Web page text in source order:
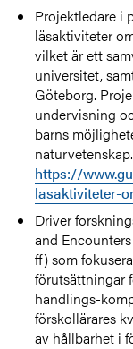
Projektledare i
läsaktiviteter
vilket är ett
universitet,
Göteborg.
undervisning
barns
naturvetenskap.
https://
lasaktiviteter-
Driver
and
ff) som
förutsättningar
handlings-
förskollärares
av hållbarhet i